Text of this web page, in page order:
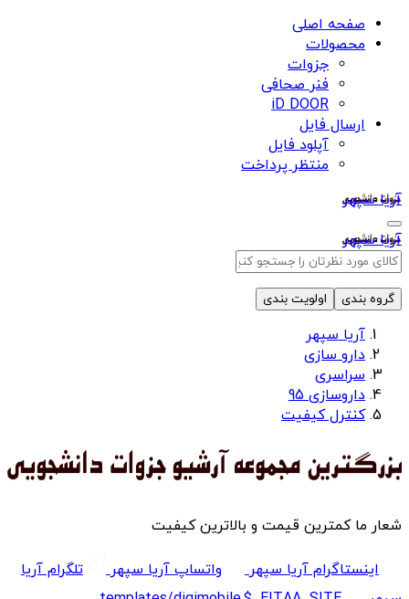
صفحه اصلی
محصولات
جزوات
فنر صحافی
iD DOOR
ارسال فایل
آپلود فایل
منتظر پرداخت
آریا سپهر
آریا سپهر
گروه بندی اولویت بندی
آریا سپهر
دارو سازی
سراسری
داروسازی 95
کنترل کیفیت
شعار ما کمترین قیمت و بالاترین کیفیت
اینستاگرام آریا سپهر واتساپ آریا سپهر
تلگرام آریا